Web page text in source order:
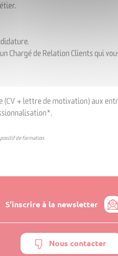
Chargé de Relation Clients qui
(CV + lettre de motivation) aux
de formation.
S'inscrire à la newsletter
Nous contacter